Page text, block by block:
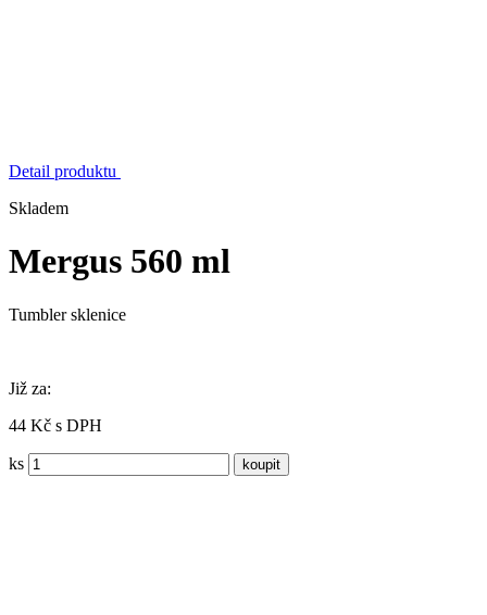
Detail produktu
Skladem
Mergus 560 ml
Tumbler sklenice
Již za:
44 Kč s DPH
ks